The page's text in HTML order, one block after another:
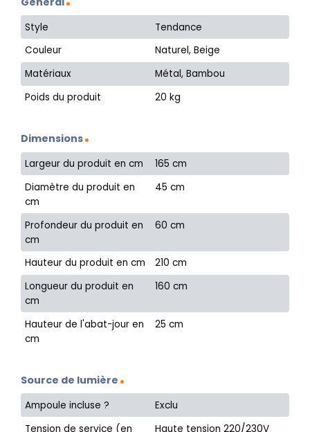
Style
Tendance
Couleur
Naturel, Beige
Matériaux
Métal, Bambou
Poids du produit
20 kg
Dimensions
Largeur du produit en cm
165 cm
Diamètre du produit en
cm
45 cm
Profondeur du produit en
cm
60 cm
Hauteur du produit en cm
210 cm
Longueur du produit en
cm
160 cm
Hauteur de l'abat-jour en
cm
25 cm
Source de lumière
Ampoule incluse ?
Exclu
Tension de service (en
Haute tension 220/230V